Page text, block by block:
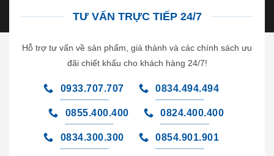
TƯ VẤN TRỰC TIẾP 24/7
Hỗ trợ tư vấn về sản phẩm, giá thành và các chính sách ưu
đãi chiết khấu cho khách hàng 24/7!
0933.707.707 0834.494.494
0855.400.400 0824.400.400
0834.300.300 0854.901.901